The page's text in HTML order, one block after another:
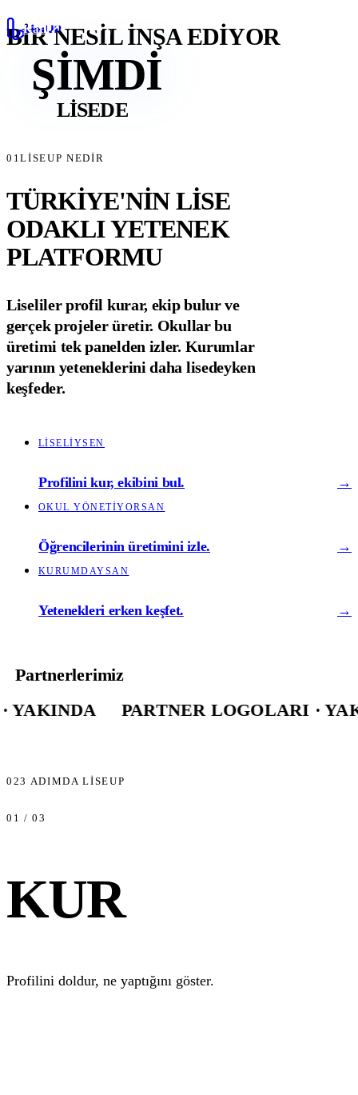
Katıl
BİR NESİL İNŞA EDİYOR
ŞİMDİ
LİSEDE
01LISEUP NEDIR
TÜRKİYE'NİN LİSE
ODAKLIYETENEK
PLATFORMU
Liseliler profil kurar, ekip bulur ve
gerçek projeler üretir. Okullar bu
üretimi tek panelden izler. Kurumlar
yarının yeteneklerini daha lisedeyken
keşfeder.
LISELIYSEN
Profilini kur, ekibini bul. →
OKUL YÖNETIYORSAN
Öğrencilerinin üretimini izle. →
KURUMDAYSAN
Yetenekleri erken keşfet. →
Partnerlerimiz
PARTNER LOGOLARI · YAKINDA
023 ADIMDA LISEUP
01 / 03
KUR
Profilini doldur, ne yaptığını göster.